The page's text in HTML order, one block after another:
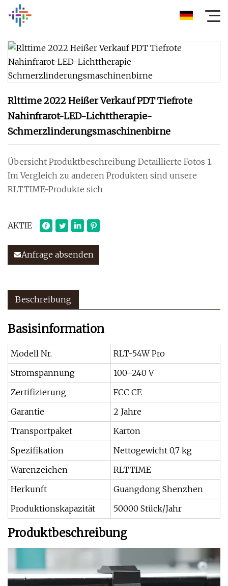
Rlttime 2022 Heißer Verkauf PDT Tiefrote
Nahinfrarot-LED-Lichttherapie-
Schmerzlinderungsmaschinenbirne
Übersicht Produktbeschreibung Detaillierte Fotos 1.
Im Vergleich zu anderen Produkten sind unsere
RLTTIME-Produkte sich
AKTIE
Anfrage absenden
Beschreibung
Basisinformation
Modell Nr.
RLT-54W Pro
Stromspannung
100–240 V
Zertifizierung
FCC CE
Garantie
2 Jahre
Transportpaket
Karton
Spezifikation
Nettogewicht 0,7 kg
Warenzeichen
RLTTIME
Herkunft
Guangdong Shenzhen
Produktionskapazität
50000 Stück/Jahr
Produktbeschreibung